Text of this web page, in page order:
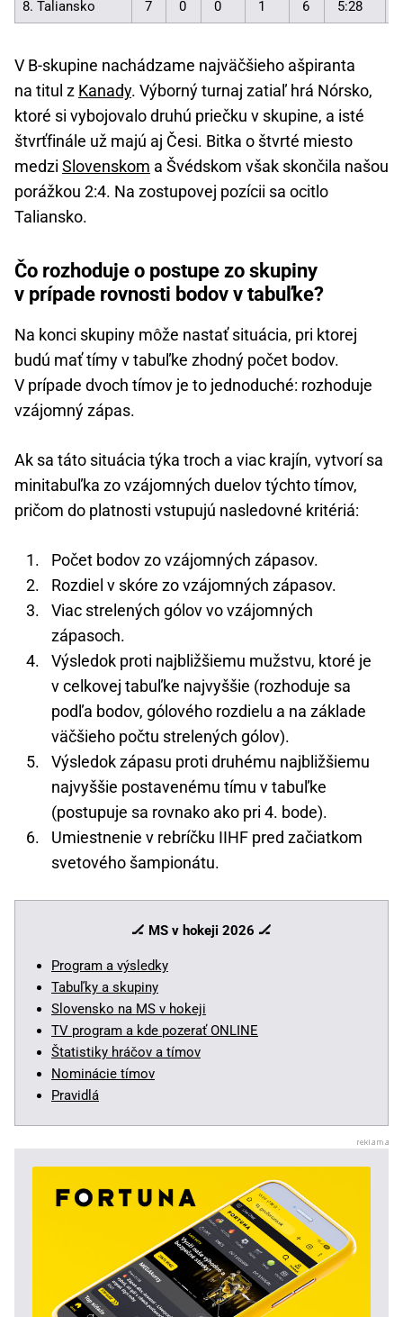
8. Taliansko 7 0 0 1 6 5:28
V B-skupine nachádzame najväčšieho ašpiranta
na titul z Kanady. Výborný turnaj zatiaľ hrá Nórsko,
ktoré si vybojovalo druhú priečku v skupine, a isté
štvrťfinále už majú aj Česi. Bitka o štvrté miesto
medzi Slovenskom a Švédskom však skončila našou
porážkou 2:4. Na zostupovej pozícii sa ocitlo
Taliansko.
Čo rozhoduje o postupe zo skupiny
v prípade rovnosti bodov v tabuľke?
Na konci skupiny môže nastať situácia, pri ktorej
budú mať tímy v tabuľke zhodný počet bodov.
V prípade dvoch tímov je to jednoduché: rozhoduje
vzájomný zápas.
Ak sa táto situácia týka troch a viac krajín, vytvorí sa
minitabuľka zo vzájomných duelov týchto tímov,
pričom do platnosti vstupujú nasledovné kritériá:
Počet bodov zo vzájomných zápasov.
Rozdiel v skóre zo vzájomných zápasov.
Viac strelených gólov vo vzájomných
zápasoch.
Výsledok proti najbližšiemu mužstvu, ktoré je
v celkovej tabuľke najvyššie (rozhoduje sa
podľa bodov, gólového rozdielu a na základe
väčšieho počtu strelených gólov).
Výsledok zápasu proti druhému najbližšiemu
najvyššie postavenému tímu v tabuľke
(postupuje sa rovnako ako pri 4. bode).
Umiestnenie v rebríčku IIHF pred začiatkom
svetového šampionátu.
🏒 MS v hokeji 2026 🏒
Program a výsledky
Tabuľky a skupiny
Slovensko na MS v hokeji
TV program a kde pozerať ONLINE
Štatistiky hráčov a tímov
Nominácie tímov
Pravidlá